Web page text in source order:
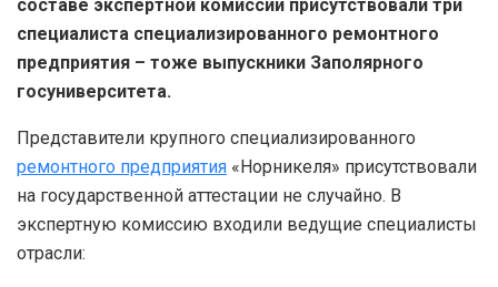
составе экспертной комиссии присутствовали три
специалиста специализированного ремонтного
предприятия – тоже выпускники Заполярного
госуниверситета.
Представители крупного специализированного
ремонтного предприятия «Норникеля» присутствовали
на государственной аттестации не случайно. В
экспертную комиссию входили ведущие специалисты
отрасли: